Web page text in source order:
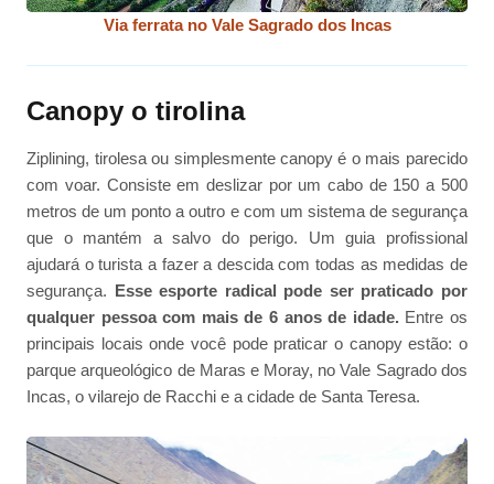
Via ferrata no Vale Sagrado dos Incas
Canopy o tirolina
Ziplining, tirolesa ou simplesmente canopy é o mais parecido
com voar. Consiste em deslizar por um cabo de 150 a 500
metros de um ponto a outro e com um sistema de segurança
que o mantém a salvo do perigo. Um guia profissional
ajudará o turista a fazer a descida com todas as medidas de
segurança. Esse esporte radical pode ser praticado por
qualquer pessoa com mais de 6 anos de idade.Entre os
principais locais onde você pode praticar o canopy estão: o
parque arqueológico de Maras e Moray, no Vale Sagrado dos
Incas, o vilarejo de Racchi e a cidade de Santa Teresa.